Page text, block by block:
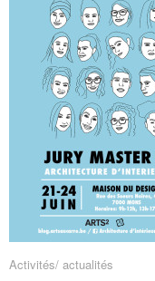
Activités/ actualités
Activités/ actualités